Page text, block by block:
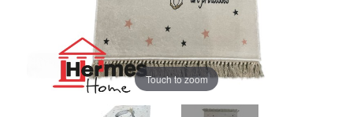
Touch to zoom